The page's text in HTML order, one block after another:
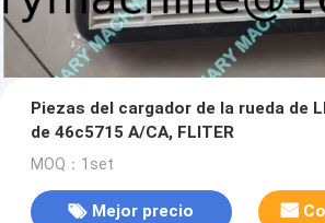
Piezas del cargador de la rueda de
de 46c5715 A/CA, FLITER
MOQ：1set
Mejor precio